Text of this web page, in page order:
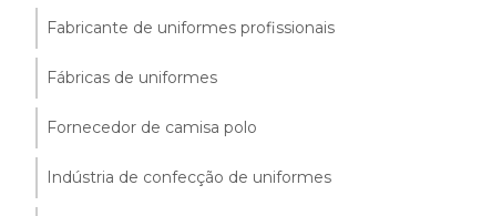
Fabricante de uniformes profissionais
Fábricas de uniformes
Fornecedor de camisa polo
Indústria de confecção de uniformes